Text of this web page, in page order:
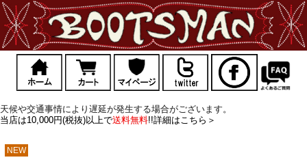
天候や交通事情により遅延が発生する場合がございます。
当店は10,000円(税抜)以上で送料無料!!詳細はこちら＞
NEW